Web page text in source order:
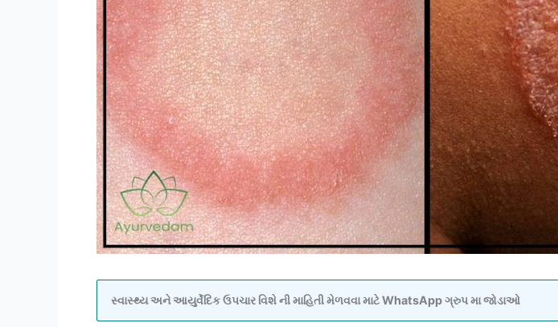
સ્વાસ્થ્ય અને આયુર્વેદિક ઉપચાર વિશે ની માહિતી મેળવવા માટે WhatsApp ગ્રુપ મા જોડાઓ